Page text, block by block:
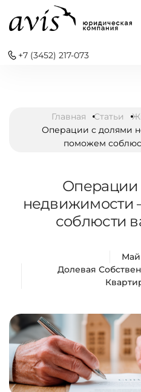
+7 (3452) 217-073
Главная Статьи
Операции с долями
поможем
Операции
соблюсти
Май
Долевая